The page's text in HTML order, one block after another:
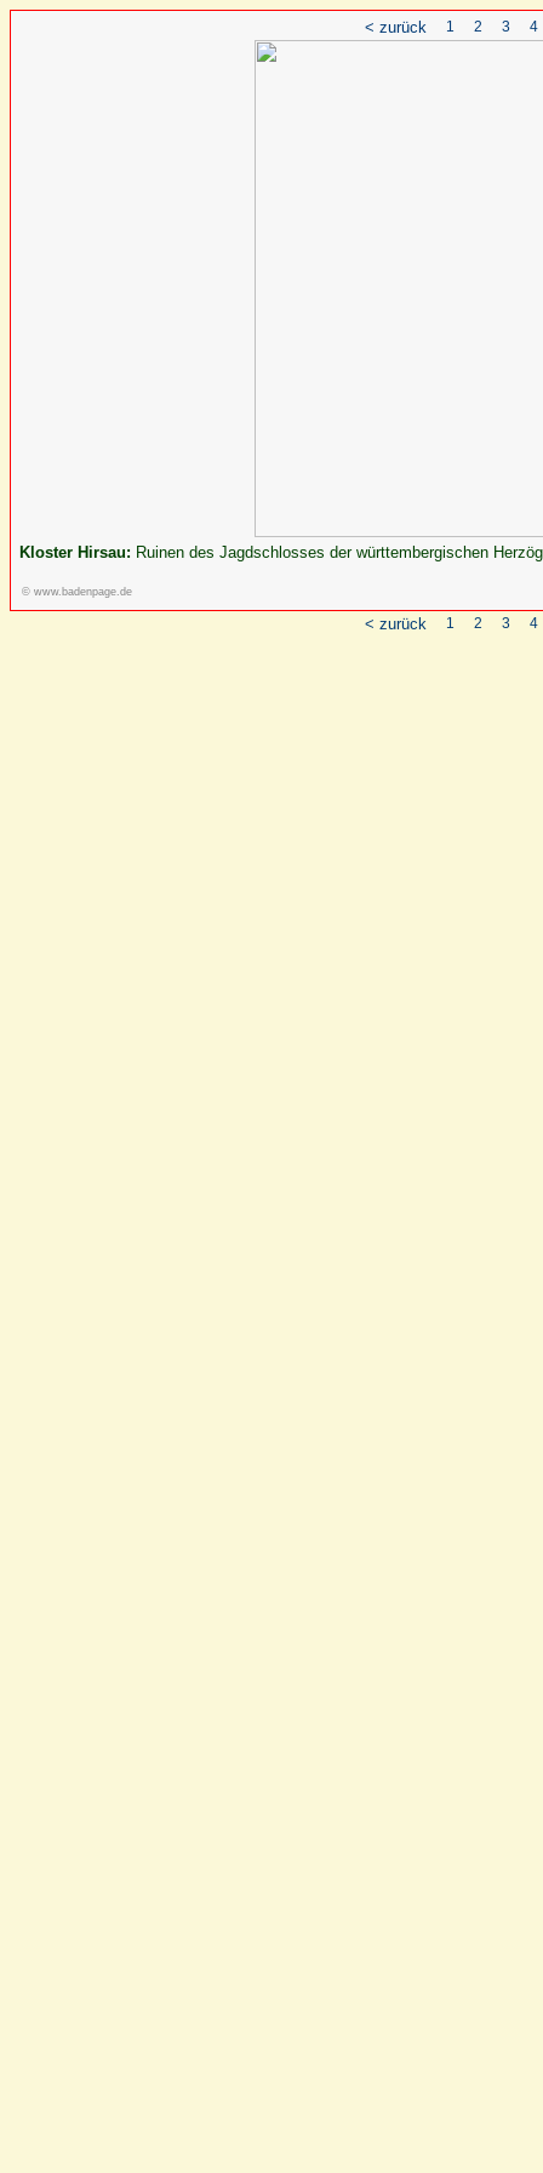
< zurück 1 2 3 4
Kloster Hirsau: Ruinen des Jagdschlosses der württembergischen
© www.badenpage.de
< zurück 1 2 3 4